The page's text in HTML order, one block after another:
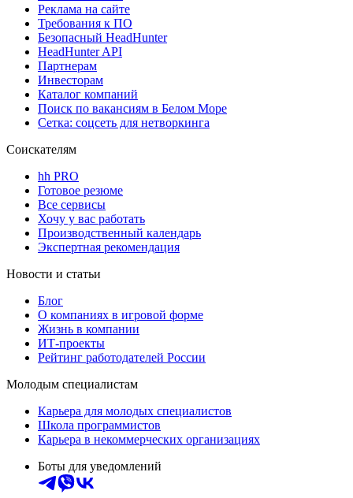
Реклама на сайте
Требования к ПО
Безопасный HeadHunter
HeadHunter API
Партнерам
Инвесторам
Каталог компаний
Поиск по вакансиям в Белом Море
Сетка: соцсеть для нетворкинга
Соискателям
hh PRO
Готовое резюме
Все сервисы
Хочу у вас работать
Производственный календарь
Экспертная рекомендация
Новости и статьи
Блог
О компаниях в игровой форме
Жизнь в компании
ИТ-проекты
Рейтинг работодателей России
Молодым специалистам
Карьера для молодых специалистов
Школа программистов
Карьера в некоммерческих организациях
Боты для уведомлений